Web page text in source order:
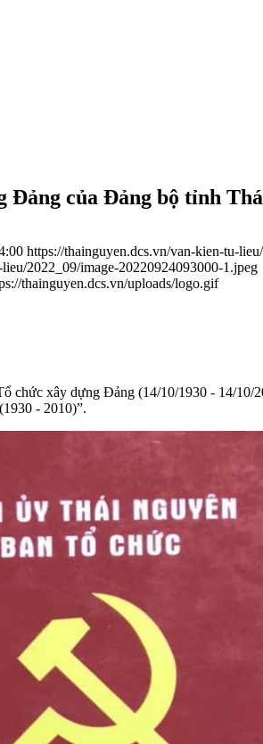
Đảng của Đảng bộ tỉnh
https://thainguyen.dcs.vn/van-kien-tu-
2022_09/image-20220924093000-1.jpeg
thainguyen.dcs.vn/uploads/logo.gif
chức xây dựng Đảng (14/10/1930 - 14/
- 2010)”.